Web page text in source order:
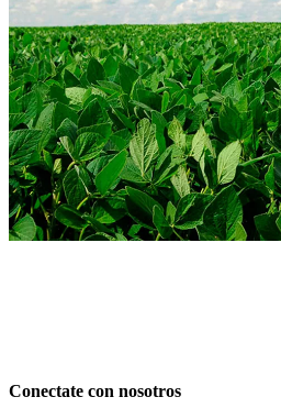
Conectate con nosotros